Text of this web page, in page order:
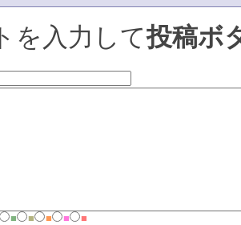
を入力して投稿ボ
■ ■ ■ ■
■